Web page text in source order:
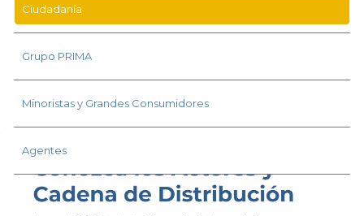
Ciudadanía
Grupo PRIMA
Minoristas y Grandes Consumidores
Agentes